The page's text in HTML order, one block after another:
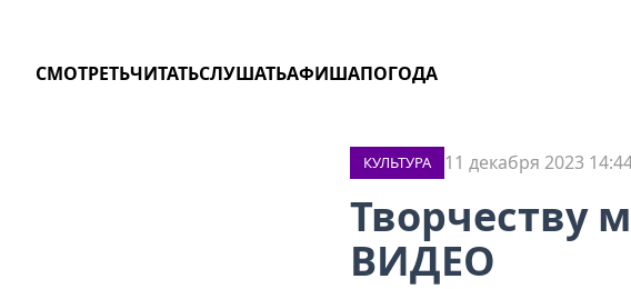
СМОТРЕТЬЧИТАТЬСЛУШАТЬАФИШАПОГОДА
КУЛЬТУРА 11 декабря 2023
Творчеству
ВИДЕО